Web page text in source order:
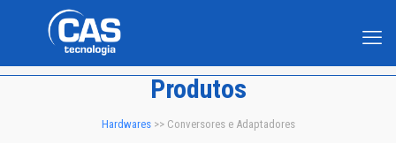
Produtos
Hardwares>> Conversores e Adaptadores